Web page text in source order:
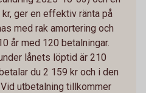
ger en effektiv ränta på
med rak amortering och
år med 120 betalningar.
lånets löptid är 210
du 2 159 kr och i den
utbetalning tillkommer